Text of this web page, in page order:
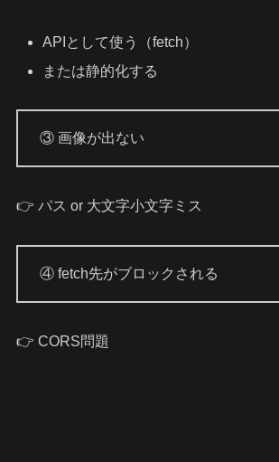
APIとして使う（fetch）
または静的化する
③ 画像が出ない
👉 パス or 大文字小文字ミス
④ fetch先がブロックされる
👉 CORS問題